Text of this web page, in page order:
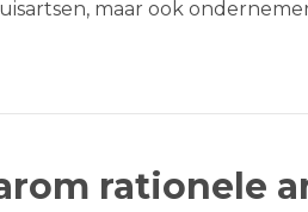
maar ook
rationele